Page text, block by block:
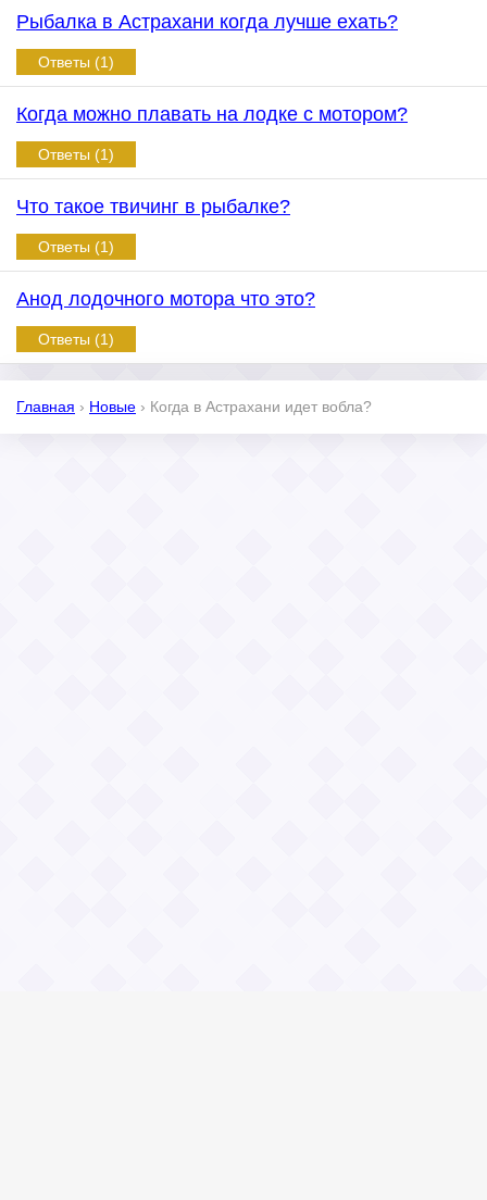
Рыбалка в Астрахани когда лучше ехать?
Ответы (1)
Когда можно плавать на лодке с мотором?
Ответы (1)
Что такое твичинг в рыбалке?
Ответы (1)
Анод лодочного мотора что это?
Ответы (1)
Главная › Новые › Когда в Астрахани идет вобла?